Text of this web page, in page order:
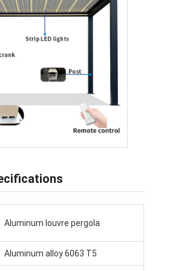
ลูมิเนียม
Aluminum louvre pergola
Aluminum alloy 6063 T5